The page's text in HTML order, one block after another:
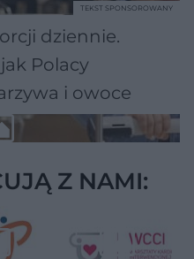
dziennie.
Polacy
i owoce
TEKST SPONSOROWANY
Z NAMI: